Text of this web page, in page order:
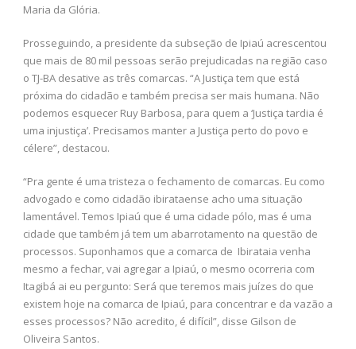
Maria da Glória.
Prosseguindo, a presidente da subseção de Ipiaú acrescentou
que mais de 80 mil pessoas serão prejudicadas na região caso
o TJ-BA desative as três comarcas. “A Justiça tem que está
próxima do cidadão e também precisa ser mais humana. Não
podemos esquecer Ruy Barbosa, para quem a ‘Justiça tardia é
uma injustiça’. Precisamos manter a Justiça perto do povo e
célere”, destacou.
“Pra gente é uma tristeza o fechamento de comarcas. Eu como
advogado e como cidadão ibirataense acho uma situação
lamentável. Temos Ipiaú que é uma cidade pólo, mas é uma
cidade que também já tem um abarrotamento na questão de
processos. Suponhamos que a comarca de Ibirataia venha
mesmo a fechar, vai agregar a Ipiaú, o mesmo ocorreria com
Itagibá ai eu pergunto: Será que teremos mais juízes do que
existem hoje na comarca de Ipiaú, para concentrar e da vazão a
esses processos? Não acredito, é difícil”, disse Gilson de
Oliveira Santos.